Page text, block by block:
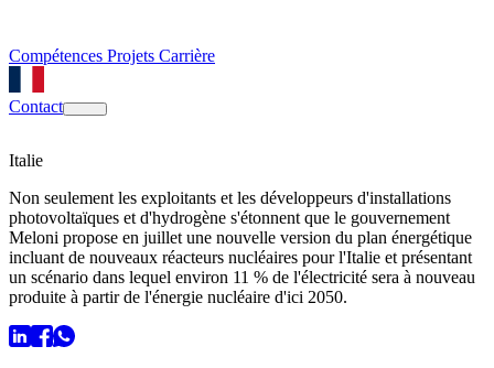
Compétences Projets Carrière
Contact
Italie
Non seulement les exploitants et les développeurs d'installations
photovoltaïques et d'hydrogène s'étonnent que le gouvernement
Meloni propose en juillet une nouvelle version du plan énergétique
incluant de nouveaux réacteurs nucléaires pour l'Italie et présentant
un scénario dans lequel environ 11 % de l'électricité sera à nouveau
produite à partir de l'énergie nucléaire d'ici 2050.